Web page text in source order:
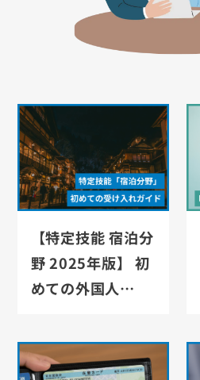
【特定技能 宿泊分
野 2025年版】 初
めての外国人…